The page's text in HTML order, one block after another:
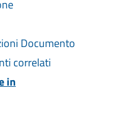
Documento
correlati
in